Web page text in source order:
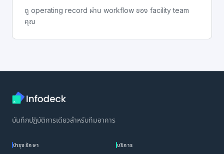
ดู operating record ผ่าน workflow ของ facility team
คุณ
บันทึกปฏิบัติการเดียวสำหรับทีมอาคาร
บำรุงรักษา บริการ